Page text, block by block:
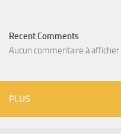
Recent Comments
Aucun commentaire à afficher.
PLUS